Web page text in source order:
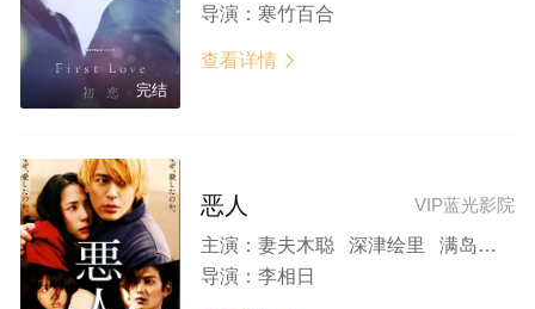
完结
导演： 寒竹百合
查看详情 
VIP蓝光影院
恶人
主演： 妻夫木聪 深津绘里 满岛光 冈田将生 柄本明
导演： 李相日